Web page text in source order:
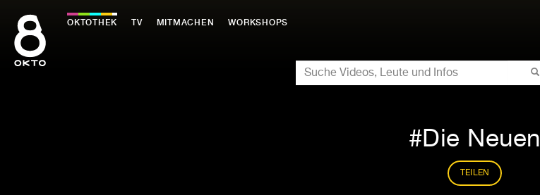
Inhalt
springen
OKTOTHEK TV MITMACHEN WORKSHOPS
SUCHE
Die Neuen
TEILEN